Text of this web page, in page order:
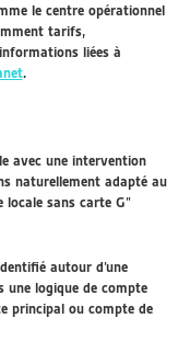
le centre opérationnel
tarifs,
liées à
.
avec une intervention
naturellement adapté au
sans carte G”
autour d’une
une logique de compte
principal ou compte de